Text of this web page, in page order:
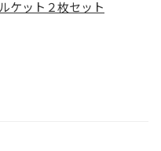
ケット２枚セット